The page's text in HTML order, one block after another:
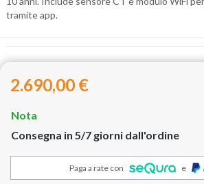
tramite app.
2.690,00 €
Nota
Consegna in 5/7 giorni dall'ordine
Paga a rate con e